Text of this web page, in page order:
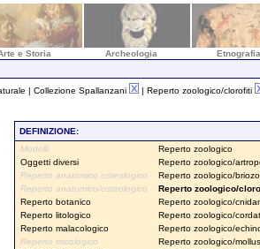
e Storia Archeologia Etnografia
| Collezione Spallanzani | Reperto zoologico/clorofiti
DEFINIZIONE:
Modelli
Oggetti diversi
Reperto anatomico osteologico
Reperto anatomico/osteologico
Reperto botanico
Reperto litologico
Reperto malacologico
Reperto micologico
Reperto zoologico
Reperto zoologico/
Reperto zoologico/
Reperto zoologico/
Reperto zoologico/
Reperto zoologico/
Reperto zoologico/
Reperto zoologico/